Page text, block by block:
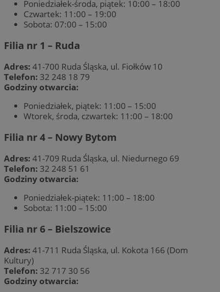
Poniedziałek-środa, piątek: 10:00 – 18:00
Czwartek: 11:00 – 19:00
Sobota: 07:00 – 15:00
Filia nr 1 – Ruda
Adres: 41-700 Ruda Śląska, ul. Fiołków 10
Telefon: 32 248 18 79
Godziny otwarcia:
Poniedziałek, piątek: 11:00 – 15:00
Wtorek, środa, czwartek: 11:00 – 18:00
Filia nr 4 – Nowy Bytom
Adres: 41-709 Ruda Śląska, ul. Niedurnego 69
Telefon: 32 248 51 61
Godziny otwarcia:
Poniedziałek-piątek: 11:00 – 18:00
Sobota: 11:00 – 15:00
Filia nr 6 – Bielszowice
Adres: 41-711 Ruda Śląska, ul. Kokota 166 (Dom
Kultury)
Telefon: 32 717 30 56
Godziny otwarcia: